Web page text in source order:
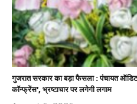
गुजरात सरकार का बड़ा फैसला : पंचायत ऑडिट
कॉन्फ्रेंस’, भ्रष्टाचार पर लगेगी लगाम